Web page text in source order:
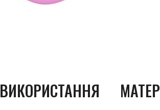
ВИКОРИСТАННЯ